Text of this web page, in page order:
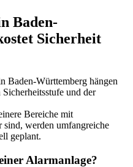
Baden-
Sicherheit
Baden-Württemberg hängen
und der
Bereiche mit
sind, werden umfangreiche
geplant.
Alarmanlage?